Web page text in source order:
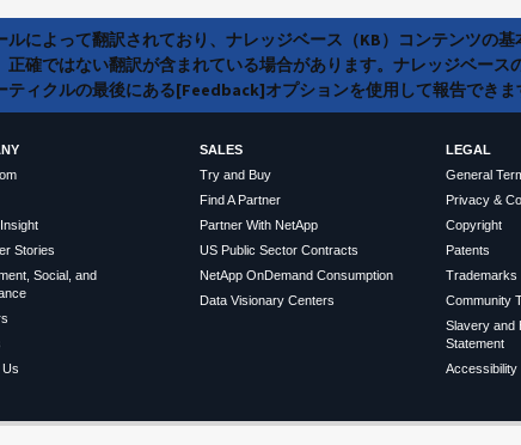
によって翻訳されており、ナレッジベース（KB）コンテンツの
確ではない翻訳が含まれている場合があります。ナレッジベー
ィクルの最後にある[Feedback]オプションを使用して報告できま
Stories
Social, and
SALES
Try and Buy
Find A Partner
Partner With NetApp
US Public Sector Contracts
NetApp OnDemand Consumption
Data Visionary Centers
LEGAL
General
Privacy &
Copyright
Patents
Trademarks
Community
Slavery and
Statement
Accessibility